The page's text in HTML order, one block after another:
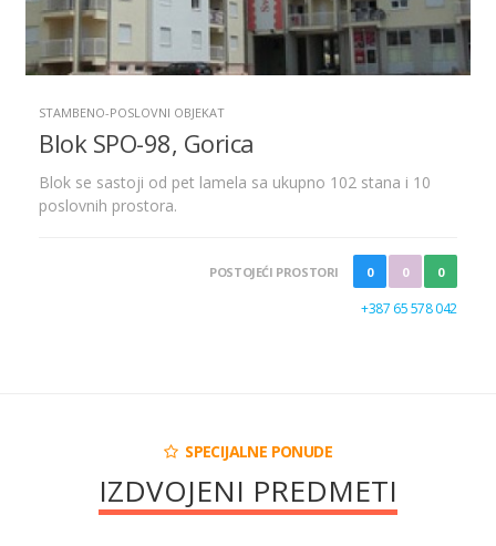
STAMBENO-POSLOVNI OBJEKAT
Blok SPO-98, Gorica
Blok se sastoji od pet lamela sa ukupno 102 stana i 10
poslovnih prostora.
POSTOJEĆI PROSTORI 0 0 0
+387 65 578 042
SPECIJALNE PONUDE
IZDVOJENI PREDMETI